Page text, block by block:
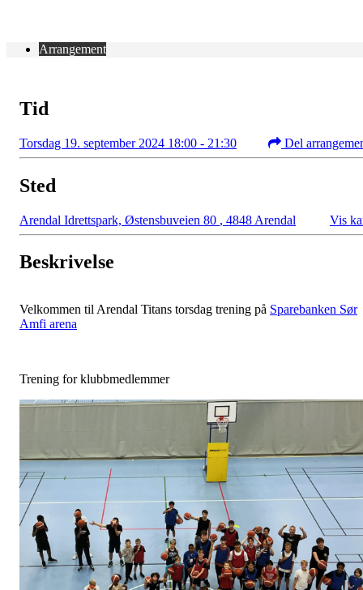
Arrangement
Tid
Torsdag 19. september 2024 18:00 - 21:30 Del
Sted
Arendal Idrettspark, Østensbuveien 80 , 4848 Arendal Vis
Beskrivelse
Velkommen til Arendal Titans torsdag trening på Sparebanken Sør
Amfi arena
Trening for klubbmedlemmer